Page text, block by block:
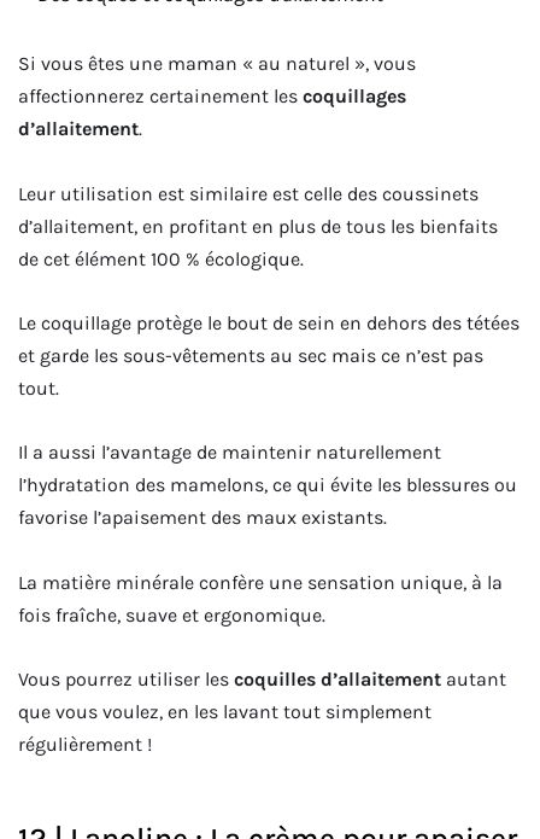
Si vous êtes une maman « au naturel », vous
affectionnerez certainement les coquillages
d’allaitement.
Leur utilisation est similaire est celle des coussinets
d’allaitement, en profitant en plus de tous les bienfaits
de cet élément 100 % écologique.
Le coquillage protège le bout de sein en dehors des tétées
et garde les sous-vêtements au sec mais ce n’est pas
tout.
Il a aussi l’avantage de maintenir naturellement
l’hydratation des mamelons, ce qui évite les blessures ou
favorise l’apaisement des maux existants.
La matière minérale confère une sensation unique, à la
fois fraîche, suave et ergonomique.
Vous pourrez utiliser les coquilles d’allaitement autant
que vous voulez, en les lavant tout simplement
régulièrement !